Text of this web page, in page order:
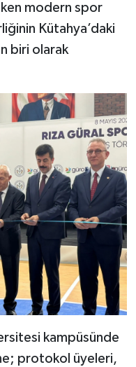
modern spor
Kütahya’daki
biri olarak
kampüsünde
protokol üyeleri,